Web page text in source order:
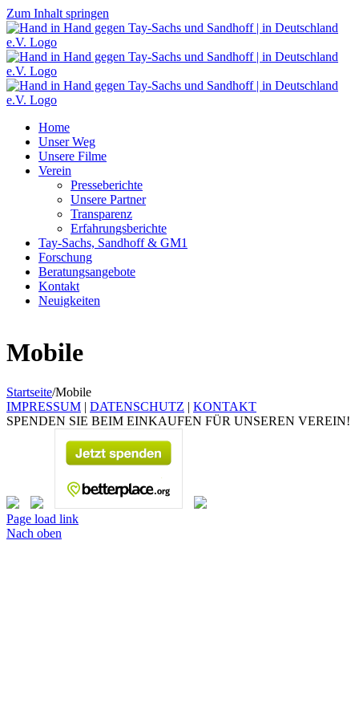
Zum Inhalt springen
Home
Unser Weg
Unsere Filme
Verein
Presseberichte
Unsere Partner
Transparenz
Erfahrungsberichte
Tay-Sachs, Sandhoff & GM1
Forschung
Beratungsangebote
Kontakt
Neuigkeiten
Mobile
Startseite/Mobile
IMPRESSUM | DATENSCHUTZ | KONTAKT
SPENDEN SIE BEIM EINKAUFEN FÜR UNSEREN VEREIN!
Page load link
Nach oben